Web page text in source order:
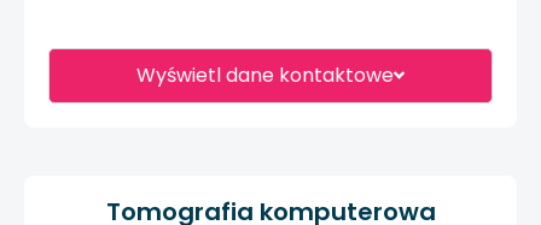
Wyświetl dane kontaktowe
Tomografia komputerowa